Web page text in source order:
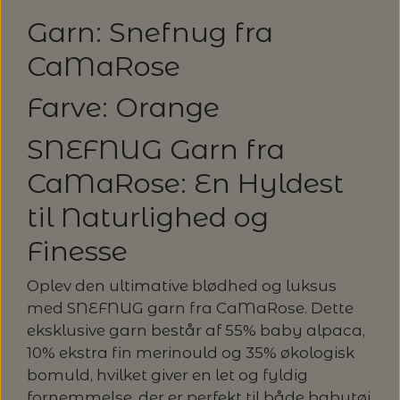
PASCUALI: NEPAL - SPAR 20%
PASCULI: SUAVE - SPAR 20%
POMP STITCH - BRODERI - SPAR 30-35%
PÅ ALLE KITS
SPAR 40% - GLERUPS STØVLER BØRN (STR.
PERMIN: SPAR 30% PÅ ALLE
JULEBRODERIER
BALDYRE: UDVALGTE BRODERIER - SPAR
LANG YARNS
MONDIAL
PASCUALI
RAUMA GARN
SOMMERGARN
LENE HOLME SAMSØE - LEKNIT
ODD ROW
OTHER LOOPS
RAUMA
SUSIE HAUMANN
MASKESTOPPERE
MÅLEBÅND / PINDEMÅLERE
OPSKRIFTHOLDER FRA KNITPRO -
MAGMA
STRIKKE- OG SYNÅLE
SYTRÅD
Garn: Snefnug fra
CaMaRose
Farve: Orange
SNEFNUG Garn fra
CaMaRose: En Hyldest
til Naturlighed og
Finesse
Oplev den ultimative blødhed og luksus
med SNEFNUG garn fra CaMaRose. Dette
eksklusive garn består af 55% baby alpaca,
10% ekstra fin merinould og 35% økologisk
bomuld, hvilket giver en let og fyldig